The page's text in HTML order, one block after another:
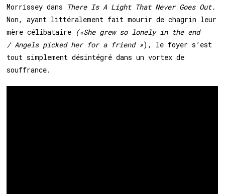
Morrissey dans There Is A Light That Never Goes Out.
Non, ayant littéralement fait mourir de chagrin leur
mère célibataire («She grew so lonely in the end
/ Angels picked her for a friend »), le foyer s’est
tout simplement désintégré dans un vortex de
souffrance.